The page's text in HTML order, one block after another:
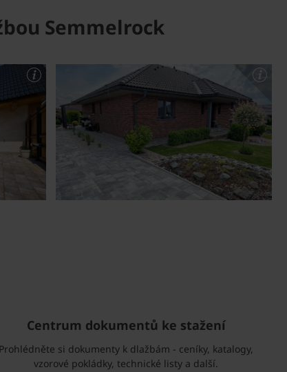
Semmelrock
Centrum dokumentů ke stažení
Prohlédněte si dokumenty k dlažbám - ceníky, katalogy,
vzorové pokládky, technické listy a další.